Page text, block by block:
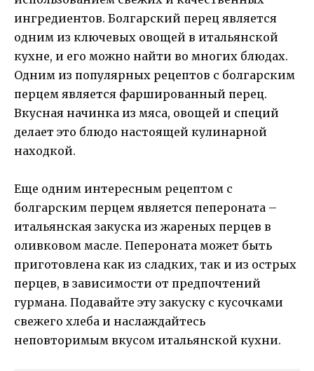
ингредиентов. Болгарский перец является
одним из ключевых овощей в итальянской
кухне, и его можно найти во многих блюдах.
Одним из популярных рецептов с болгарским
перцем является фаршированный перец.
Вкусная начинка из мяса, овощей и специй
делает это блюдо настоящей кулинарной
находкой.
Еще одним интересным рецептом с
болгарским перцем является пепероната –
итальянская закуска из жареных перцев в
оливковом масле. Пепероната может быть
приготовлена как из сладких, так и из острых
перцев, в зависимости от предпочтений
гурмана. Подавайте эту закуску с кусочками
свежего хлеба и наслаждайтесь
неповторимым вкусом итальянской кухни.